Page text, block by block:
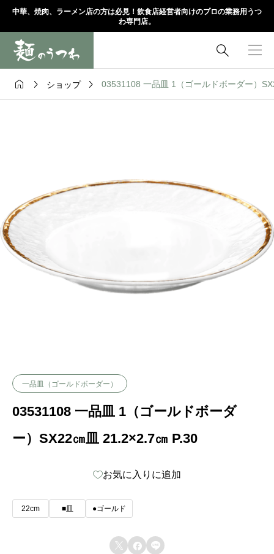
中華、焼肉、ラーメン店の方は必見！飲食店経営者向けのプロの業務用うつ
わ専門店。

  ショップ  03531108 一品皿 1（ゴールドボーダー）
一品皿（ゴールドボーダー）
03531108 一品皿 1（ゴールドボーダ
ー）SX22㎝皿 21.2×2.7㎝ P.30
お気に入りに追加
22cm ■皿 ●ゴールド
  